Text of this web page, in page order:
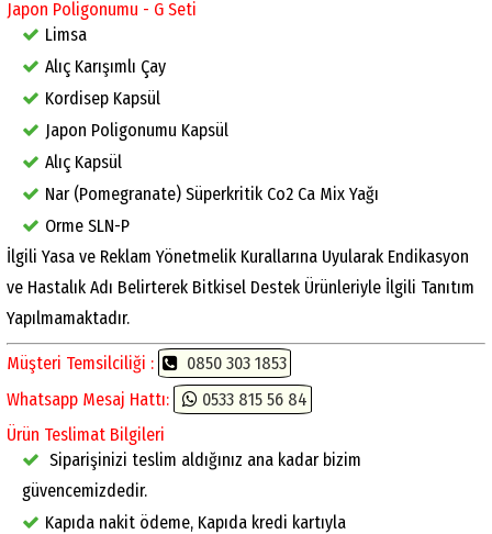
Japon Poligonumu - G Seti
Limsa
Alıç Karışımlı Çay
Kordisep Kapsül
Japon Poligonumu Kapsül
Alıç Kapsül
Nar (Pomegranate) Süperkritik Co2 Ca Mix Yağı
Orme SLN-P
İlgili Yasa ve Reklam Yönetmelik Kurallarına Uyularak Endikasyon
ve Hastalık Adı Belirterek Bitkisel Destek Ürünleriyle İlgili Tanıtım
Yapılmamaktadır.
Müşteri Temsilciliği :
0850 303 1853
Whatsapp Mesaj Hattı:
0533 815 56 84
Ürün Teslimat Bilgileri
Siparişinizi teslim aldığınız ana kadar bizim
güvencemizdedir.
Kapıda nakit ödeme, Kapıda kredi kartıyla